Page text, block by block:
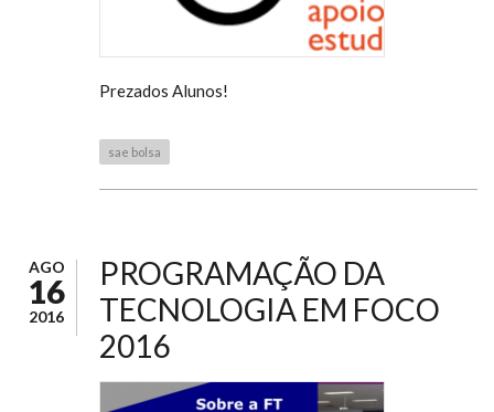
Prezados Alunos!
sae bolsa
AGO
16
2016
PROGRAMAÇÃO DA
TECNOLOGIA EM FOCO
2016